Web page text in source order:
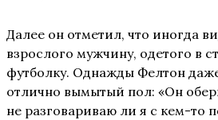
Далее он отметил, что иногда
взрослого мужчину, одетого в
футболку. Однажды Фелтон
отлично вымытый пол: «Он
не разговариваю ли я с кем-то